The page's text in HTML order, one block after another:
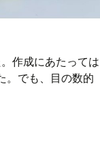
作成にあたっては
。でも、目の数的